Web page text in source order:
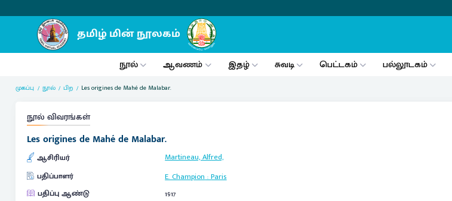
நூல் ஆவணம் இதழ் சுவடி பெட்டகம் பல்லூடகம்
முகப்பு நூல் பிற Les origines de Mahé de Malabar.
நூல் விவரங்கள்
Les origines de Mahé de Malabar.
ஆசிரியர்
Martineau, Alfred,
பதிப்பாளர்
E. Champion:Paris
பதிப்பு ஆண்டு
1917